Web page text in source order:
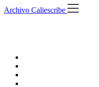
Skip
to
Archivo Caliescribe